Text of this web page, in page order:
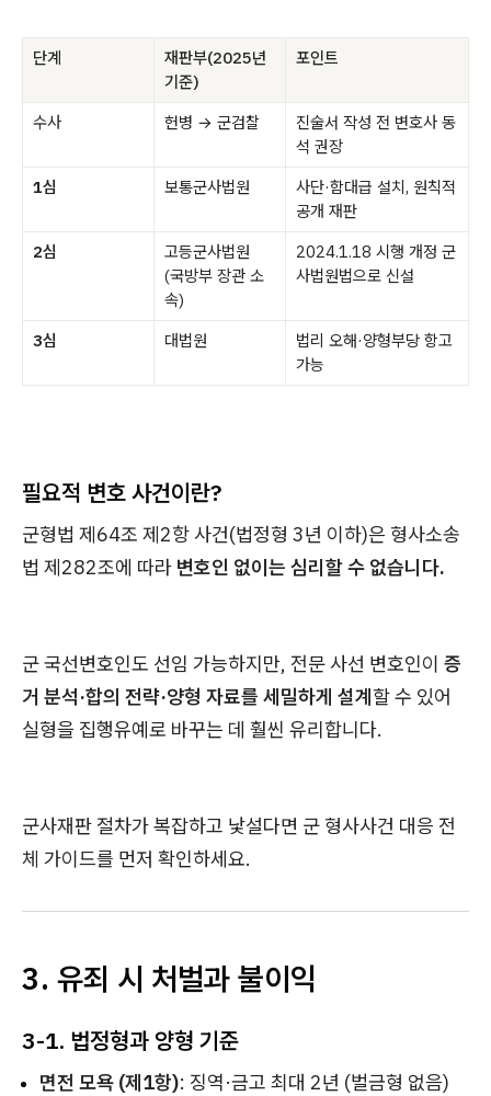
단계
재판부(2025년
기준)
포인트
수사 헌병 → 군검찰
진술서 작성 전 변호사 동
석 권장
1심
보통군사법원
사단·함대급 설치, 원칙적
공개 재판
2심
고등군사법원
(국방부 장관 소
속)
2024.1.18 시행 개정 군
사법원법으로 신설
3심 대법원
법리 오해·양형부당 항고
가능
필요적 변호 사건이란?
군형법 제64조 제2항 사건(법정형 3년 이하)은 형사소송
법 제282조에 따라 변호인 없이는 심리할 수 없습니다.
군 국선변호인도 선임 가능하지만, 전문 사선 변호인이 증
거 분석·합의 전략·양형 자료를 세밀하게 설계할 수 있어
실형을 집행유예로 바꾸는 데 훨씬 유리합니다.
군사재판 절차가 복잡하고 낯설다면 군 형사사건 대응 전
체 가이드를 먼저 확인하세요.
3. 유죄 시 처벌과 불이익
3-1. 법정형과 양형 기준
면전 모욕 (제1항): 징역·금고 최대 2년 (벌금형 없음)